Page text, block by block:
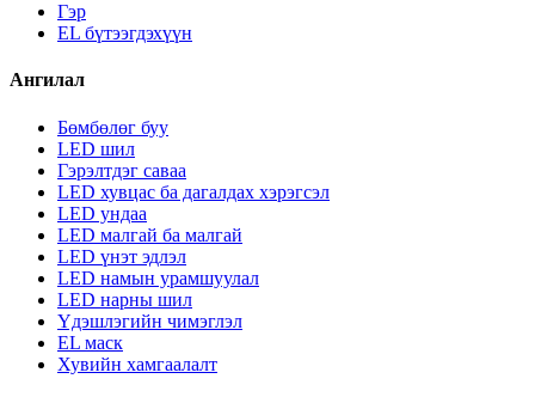
Гэр
EL бүтээгдэхүүн
Ангилал
Бөмбөлөг буу
LED шил
Гэрэлтдэг саваа
LED хувцас ба дагалдах хэрэгсэл
LED ундаа
LED малгай ба малгай
LED үнэт эдлэл
LED намын урамшуулал
LED нарны шил
Үдэшлэгийн чимэглэл
EL маск
Хувийн хамгаалалт